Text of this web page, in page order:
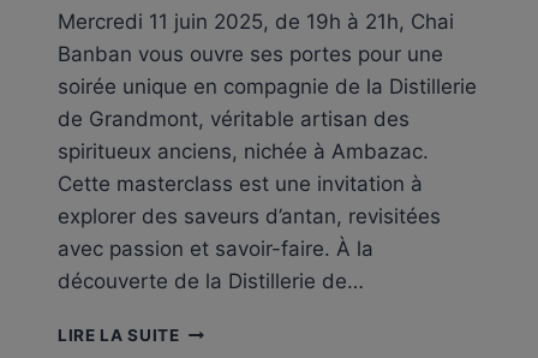
Mercredi 11 juin 2025, de 19h à 21h, Chai
Banban vous ouvre ses portes pour une
soirée unique en compagnie de la Distillerie
de Grandmont, véritable artisan des
spiritueux anciens, nichée à Ambazac.
Cette masterclass est une invitation à
explorer des saveurs d’antan, revisitées
avec passion et savoir-faire. À la
découverte de la Distillerie de…
LIRE LA SUITEMASTERCLASS